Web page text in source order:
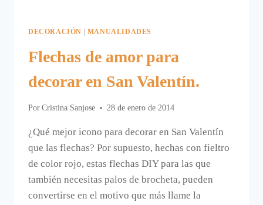
DECORACIÓN | MANUALIDADES
Flechas de amor para
decorar en San Valentín.
Por Cristina Sanjose 28 de enero de 2014
¿Qué mejor icono para decorar en San Valentín
que las flechas? Por supuesto, hechas con fieltro
de color rojo, estas flechas DIY para las que
también necesitas palos de brocheta, pueden
convertirse en el motivo que más llame la